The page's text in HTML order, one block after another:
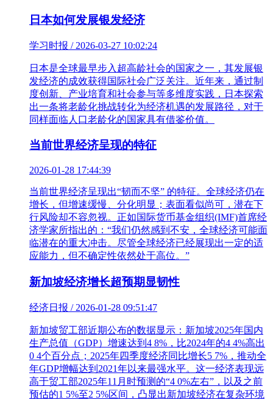
日本如何发展银发经济
学习时报 / 2026-03-27 10:02:24
日本是全球最早步入超高龄社会的国家之一，其发展银
发经济的成效获得国际社会广泛关注。近年来，通过制
度创新、产业培育和社会参与等多维度实践，日本探索
出一条将老龄化挑战转化为经济机遇的发展路径，对于
同样面临人口老龄化的国家具有借鉴价值。
当前世界经济呈现的特征
2026-01-28 17:44:39
当前世界经济呈现出“韧而不坚” 的特征。全球经济仍在
增长，但增速缓慢、分化明显；表面看似尚可，潜在下
行风险却不容忽视。正如国际货币基金组织(IMF)首席经
济学家所指出的：“我们仍然感到不安，全球经济可能面
临潜在的重大冲击。尽管全球经济已经展现出一定的适
应能力，但不确定性依然处于高位。”
新加坡经济增长超预期显韧性
经济日报 / 2026-01-28 09:51:47
新加坡贸工部近期公布的数据显示：新加坡2025年国内
生产总值（GDP）增速达到4 8%，比2024年的4 4%高出
0 4个百分点；2025年四季度经济同比增长5 7%，推动全
年GDP增幅达到2021年以来最强水平。这一经济表现远
高于贸工部2025年11月时预测的“4 0%左右”，以及之前
预估的1 5%至2 5%区间，凸显出新加坡经济在复杂环境